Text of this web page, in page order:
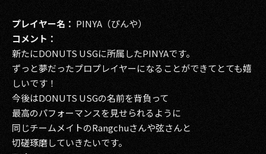
プレイヤー名： PINYA（ぴんや）
コメント：
新たにDONUTS USGに所属したPINYAです。
ずっと夢だったプロプレイヤーになることができてとても嬉
しいです！
今後はDONUTS USGの名前を背負って
最高のパフォーマンスを見せられるように
同じチームメイトのRangchuさんや弦さんと
切磋琢磨していきたいです。